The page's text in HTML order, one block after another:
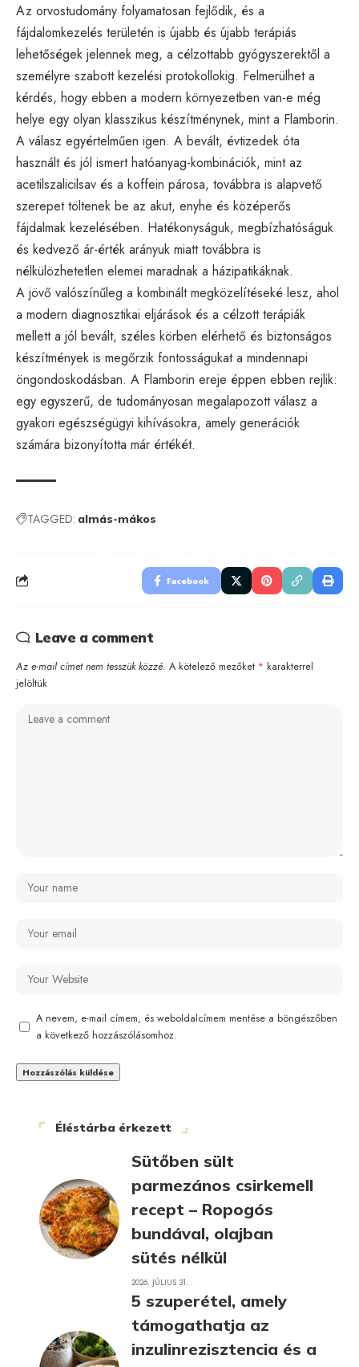
Az orvostudomány folyamatosan fejlődik, és a
fájdalomkezelés területén is újabb és újabb terápiás
lehetőségek jelennek meg, a célzottabb gyógyszerektől a
személyre szabott kezelési protokollokig. Felmerülhet a
kérdés, hogy ebben a modern környezetben van-e még
helye egy olyan klasszikus készítménynek, mint a Flamborin.
A válasz egyértelműen igen. A bevált, évtizedek óta
használt és jól ismert hatóanyag-kombinációk, mint az
acetilszalicilsav és a koffein párosa, továbbra is alapvető
szerepet töltenek be az akut, enyhe és középerős
fájdalmak kezelésében. Hatékonyságuk, megbízhatóságuk
és kedvező ár-érték arányuk miatt továbbra is
nélkülözhetetlen elemei maradnak a házipatikáknak.
A jövő valószínűleg a kombinált megközelítéseké lesz, ahol
a modern diagnosztikai eljárások és a célzott terápiák
mellett a jól bevált, széles körben elérhető és biztonságos
készítmények is megőrzik fontosságukat a mindennapi
öngondoskodásban. A Flamborin ereje éppen ebben rejlik:
egy egyszerű, de tudományosan megalapozott válasz a
gyakori egészségügyi kihívásokra, amely generációk
számára bizonyította már értékét.
TAGGED: almás-mákos
Facebook
Leave a comment
Az e-mail címet nem tesszük közzé. A kötelező mezőket * karakterrel
jelöltük
A nevem, e-mail címem, és weboldalcímem mentése a böngészőben
a következő hozzászólásomhoz.
Éléstárba érkezett
Sütőben sült
parmezános csirkemell
recept – Ropogós
bundával, olajban
sütés nélkül
2026. JÚLIUS 31.
5 szuperétel, amely
támogathatja az
inzulinrezisztencia és a